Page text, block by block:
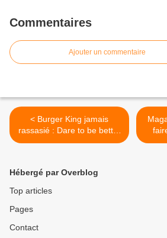
Commentaires
Ajouter un commentaire
< Burger King jamais
rassasié : Dare to be better
? OK !
Hébergé par Overblog
Top articles
Pages
Contact